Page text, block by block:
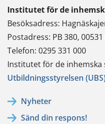
Institutet för de
Besöksadress:
Postadress: PB 380,
Telefon: 0295 331 000
Institutet för de inhemska
Utbildningsstyrelsen
Nyheter
Sänd din respons!